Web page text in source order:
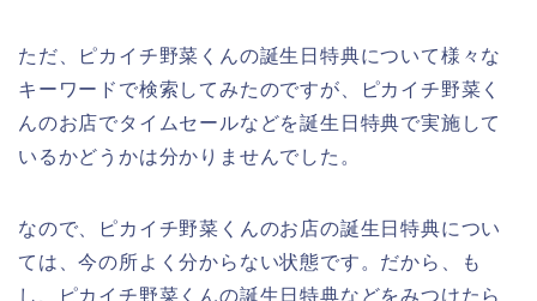
ただ、ピカイチ野菜くんの誕生日特典について様々な
キーワードで検索してみたのですが、ピカイチ野菜く
んのお店でタイムセールなどを誕生日特典で実施して
いるかどうかは分かりませんでした。
なので、ピカイチ野菜くんのお店の誕生日特典につい
ては、今の所よく分からない状態です。だから、も
し、ピカイチ野菜くんの誕生日特典などをみつけたら